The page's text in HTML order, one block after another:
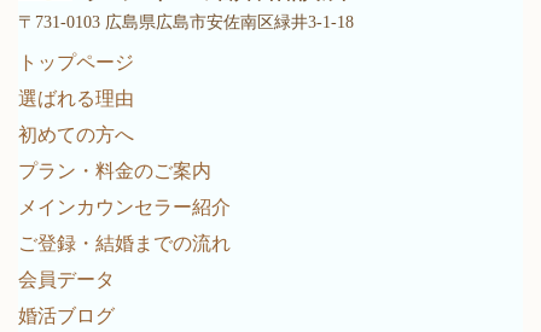
〒731-0103 広島県広島市安佐南区緑井3-1-18
トップページ
選ばれる理由
初めての方へ
プラン・料金のご案内
メインカウンセラー紹介
ご登録・結婚までの流れ
会員データ
婚活ブログ